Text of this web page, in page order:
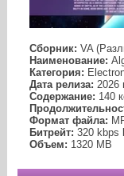
Сборник: VA
Наименование:
Категория:
Дата релиза: 2026
Содержание: 140
Формат файла:
Битрейт: 320 kbps
Объем: 1320 МB